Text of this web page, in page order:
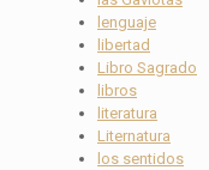
lenguaje
libertad
Libro Sagrado
libros
literatura
Liternatura
los sentidos